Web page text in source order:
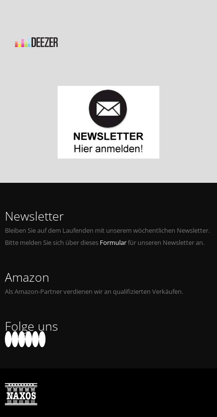
Newsletter
Bleiben Sie auf dem Laufenden mit unserem wöchentlichen Newsletter.
Bitte melden Sie sich über dieses Formularfür unseren Newsletter an.
Amazon
Als Amazon-Partner verdienen wir an qualifizierten Verkäufen.
Folge uns